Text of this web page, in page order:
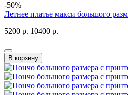
-50%
Летнее платье макси большого
5200 р. 10400 р.
В корзину